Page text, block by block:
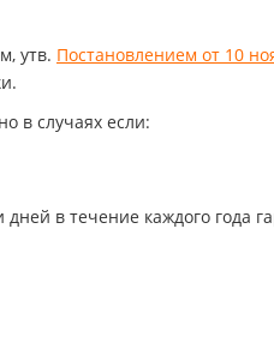
утв. Постановлением от 10
в случаях если:
в течение каждого года